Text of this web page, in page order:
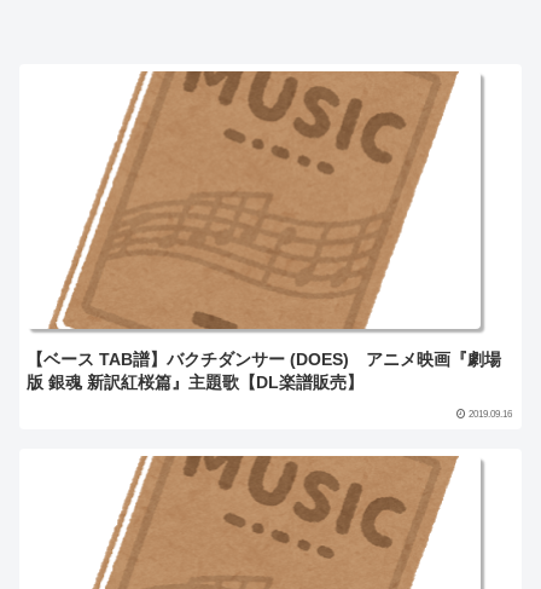
【ベース TAB譜】バクチダンサー (DOES) アニメ映画『劇場
版 銀魂 新訳紅桜篇』主題歌【DL楽譜販売】
2019.09.16